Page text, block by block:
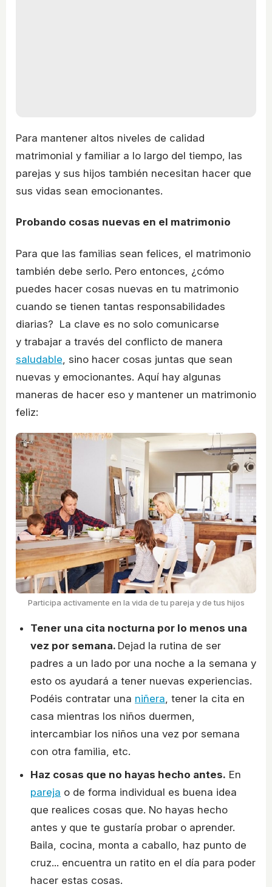
Para mantener altos niveles de calidad
matrimonial y familiar a lo largo del tiempo, las
parejas y sus hijos también necesitan hacer que
sus vidas sean emocionantes.
Probando cosas nuevas en el matrimonio
Para que las familias sean felices, el matrimonio
también debe serlo. Pero entonces, ¿cómo
puedes hacer cosas nuevas en tu matrimonio
cuando se tienen tantas responsabilidades
diarias? La clave es no solo comunicarse
y trabajar a través del conflicto de manera
saludable , sino hacer cosas juntas que sean
nuevas y emocionantes. Aquí hay algunas
maneras de hacer eso y mantener un matrimonio
feliz:
Participa activamente en la vida de tu pareja y de tus hijos
Tener una cita nocturna por lo menos una
vez por semana. Dejad la rutina de ser
padres a un lado por una noche a la semana y
esto os ayudará a tener nuevas experiencias.
Podéis contratar una niñera , tener la cita en
casa mientras los niños duermen,
intercambiar los niños una vez por semana
con otra familia, etc.
Haz cosas que no hayas hecho antes. En
pareja o de forma individual es buena idea
que realices cosas que. No hayas hecho
antes y que te gustaría probar o aprender.
Baila, cocina, monta a caballo, haz punto de
cruz... encuentra un ratito en el día para poder
hacer estas cosas.